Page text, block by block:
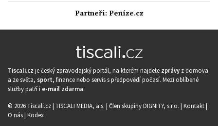
Partneři: Peníze.cz
Tiscali.cz je český zpravodajský portál, na kterém najdete zprávy z domova
a ze světa, sport, finance nebo servis s předpovědí počasí. Mezi oblíbené
služby patří i e-mail zdarma.
© 2026 Tiscali.cz | TISCALI MEDIA, a.s. | Člen skupiny DIGNITY, s.r.o. | Kontakt|
O nás| Kodex